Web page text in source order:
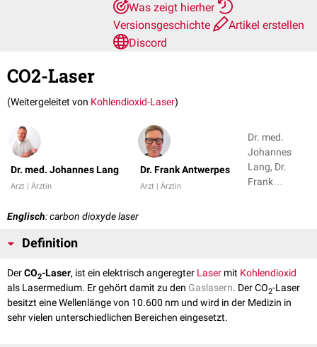
Was zeigt hierher
Versionsgeschichte
Artikel erstellen
Discord
CO2-Laser
(Weitergeleitet von Kohlendioxid-Laser)
Dr. med. Johannes Lang
Arzt | Ärztin
Dr. Frank Antwerpes
Arzt | Ärztin
Dr. med.
Johannes
Lang, Dr.
Frank
Englisch: carbon dioxyde laser
Definition
DerCO2-Laser, ist ein elektrisch angeregter Laser mit Kohlendioxid
als Lasermedium. Er gehört damit zu den Gaslasern. Der CO2-Laser
besitzt eine Wellenlänge von 10.600 nm und wird in der Medizin in
sehr vielen unterschiedlichen Bereichen eingesetzt.